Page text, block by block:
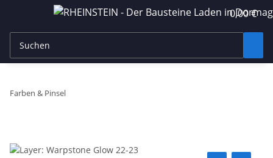
0,00 €
Farben & Pinsel